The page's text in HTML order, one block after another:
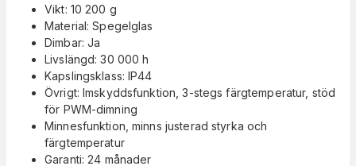
Vikt: 10 200 g
Material: Spegelglas
Dimbar: Ja
Livslängd: 30 000 h
Kapslingsklass: IP44
Övrigt: Imskyddsfunktion, 3-stegs färgtemperatur, stöd
för PWM-dimning
Minnesfunktion, minns justerad styrka och
färgtemperatur
Garanti: 24 månader